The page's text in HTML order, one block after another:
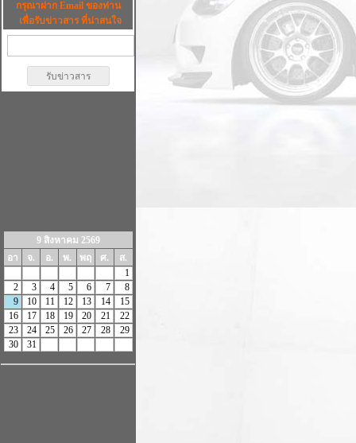
กรุณาฝาก Email ของท่าน
เพื่อรับข่าวสาร ที่น่าสนใจ
9 สิงหาคม 2569
อา
จ. อ. พ. พฤ ศ.
ส.
1
2
3 4 5 6 7
8
9
10 11 12 13 14
15
16
17 18 19 20 21
22
23
24 25 26 27 28
29
30
31